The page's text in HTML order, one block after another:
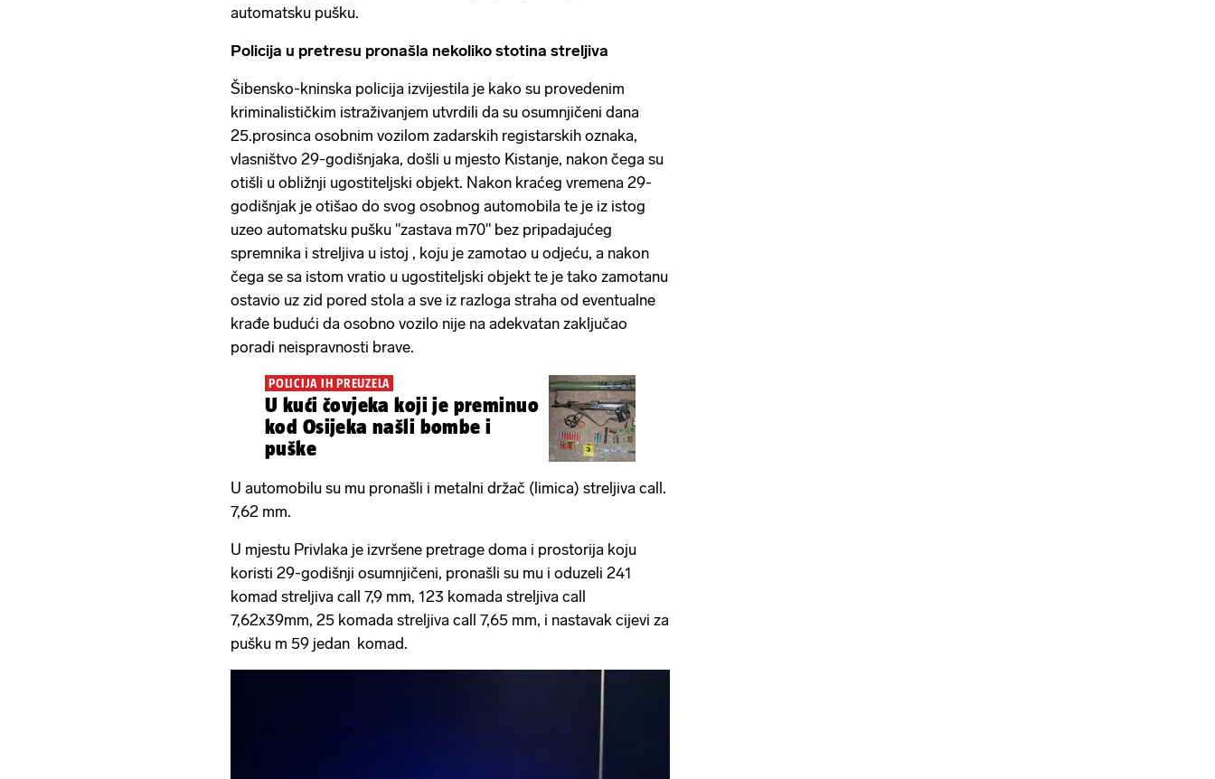
automatsku pušku.
Policija u pretresu pronašla nekoliko stotina streljiva
Šibensko-kninska policija izvijestila je kako su provedenim
kriminalističkim istraživanjem utvrdili da su osumnjičeni dana
25.prosinca osobnim vozilom zadarskih registarskih oznaka,
vlasništvo 29-godišnjaka, došli u mjesto Kistanje, nakon čega su
otišli u obližnji ugostiteljski objekt. Nakon kraćeg vremena 29-
godišnjak je otišao do svog osobnog automobila te je iz istog
uzeo automatsku pušku "zastava m70" bez pripadajućeg
spremnika i streljiva u istoj , koju je zamotao u odjeću, a nakon
čega se sa istom vratio u ugostiteljski objekt te je tako zamotanu
ostavio uz zid pored stola a sve iz razloga straha od eventualne
krađe budući da osobno vozilo nije na adekvatan zaključao
poradi neispravnosti brave.
POLICIJA IH PREUZELA
U kući čovjeka koji je preminuo
kod Osijeka našli bombe i
puške
U automobilu su mu pronašli i metalni držač (limica) streljiva call.
7,62 mm.
U mjestu Privlaka je izvršene pretrage doma i prostorija koju
koristi 29-godišnji osumnjičeni, pronašli su mu i oduzeli 241
komad streljiva call 7,9 mm, 123 komada streljiva call
7,62x39mm, 25 komada streljiva call 7,65 mm, i nastavak cijevi za
pušku m 59 jedan komad.